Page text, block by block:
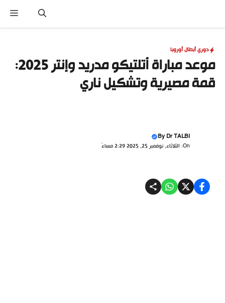
المحتوى
دوري أبطال أوروبا
موعد مباراة أتلتيكو مدريد وإنتر 2025:
قمة مصيرية وتشكيل ناري
ByDr TALBI
On: الثلاثاء, نوفمبر 25, 2025 2:29 مساءً